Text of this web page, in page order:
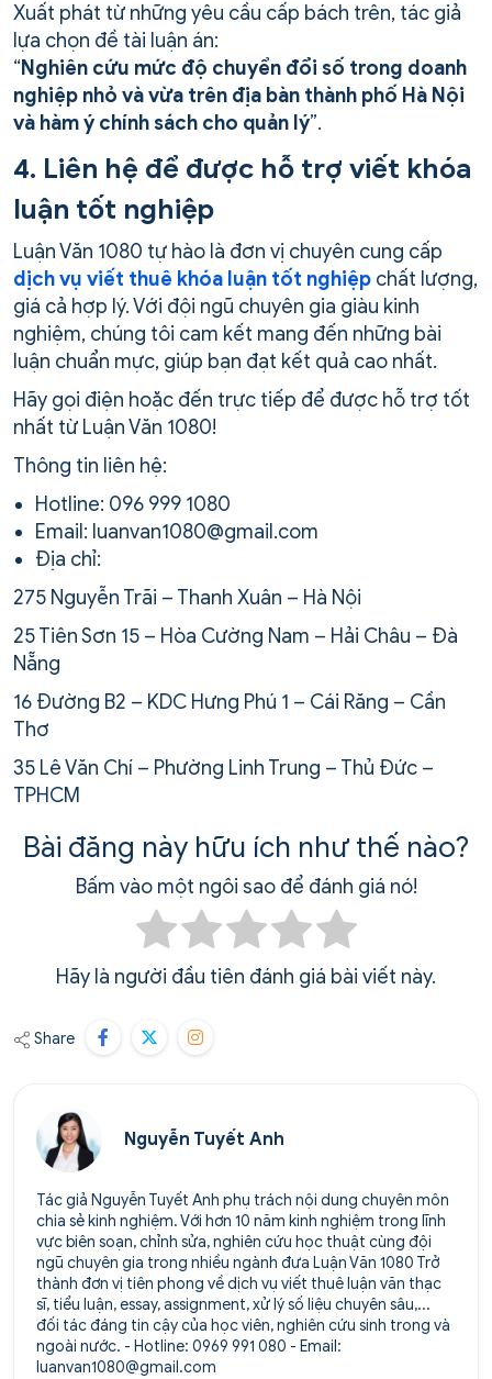
Xuất phát từ những yêu cầu cấp bách trên, tác giả
lựa chọn đề tài luận án:
“Nghiên cứu mức độ chuyển đổi số trong doanh
nghiệp nhỏ và vừa trên địa bàn thành phố Hà Nội
và hàm ý chính sách cho quản lý”.
4. Liên hệ để được hỗ trợ viết khóa
luận tốt nghiệp
Luận Văn 1080 tự hào là đơn vị chuyên cung cấp
dịch vụ viết thuê khóa luận tốt nghiệp chất lượng,
giá cả hợp lý. Với đội ngũ chuyên gia giàu kinh
nghiệm, chúng tôi cam kết mang đến những bài
luận chuẩn mực, giúp bạn đạt kết quả cao nhất.
Hãy gọi điện hoặc đến trực tiếp để được hỗ trợ tốt
nhất từ Luận Văn 1080!
Thông tin liên hệ:
Hotline: 096 999 1080
Email: luanvan1080@gmail.com
Địa chỉ:
275 Nguyễn Trãi – Thanh Xuân – Hà Nội
25 Tiên Sơn 15 – Hòa Cường Nam – Hải Châu – Đà
Nẵng
16 Đường B2 – KDC Hưng Phú 1 – Cái Răng – Cần
Thơ
35 Lê Văn Chí – Phường Linh Trung – Thủ Đức –
TPHCM
Bài đăng này hữu ích như thế nào?
Bấm vào một ngôi sao để đánh giá nó!
Hãy là người đầu tiên đánh giá bài viết này.
Share
Nguyễn Tuyết Anh
Tác giả Nguyễn Tuyết Anh phụ trách nội dung chuyên môn
chia sẻ kinh nghiệm. Với hơn 10 năm kinh nghiệm trong lĩnh
vực biên soạn, chỉnh sửa, nghiên cứu học thuật cùng đội
ngũ chuyên gia trong nhiều ngành đưa Luận Văn 1080 Trở
thành đơn vị tiên phong về dịch vụ viết thuê luận văn thạc
sĩ, tiểu luận, essay, assignment, xử lý số liệu chuyên sâu,...
đối tác đáng tin cậy của học viên, nghiên cứu sinh trong và
ngoài nước. - Hotline: 0969 991 080 - Email:
luanvan1080@gmail.com